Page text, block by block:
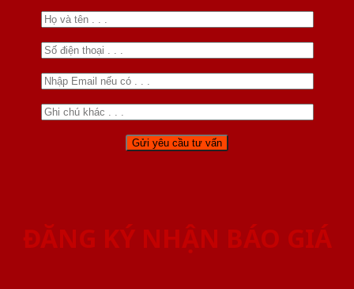
ĐĂNG KÝ NHẬN BÁO GIÁ